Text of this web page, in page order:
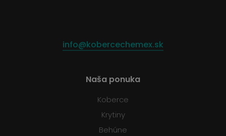
info@kobercechemex.sk
Naša ponuka
Koberce
Krytiny
Behúne